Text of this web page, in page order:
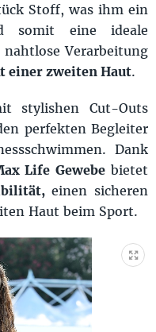
Stoff, was ihm ein
somit eine ideale
Verarbeitung
einer zweiten Haut.
stylishen Cut-Outs
perfekten Begleiter
Dank
Life Gewebebietet
einen sicheren
Haut beim Sport.